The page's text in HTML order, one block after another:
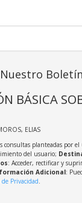
BÁSICA
ELIAS
consultas planteadas por
del usuario;
: Acceder, rectificar y
Adicional:
de Privacidad.